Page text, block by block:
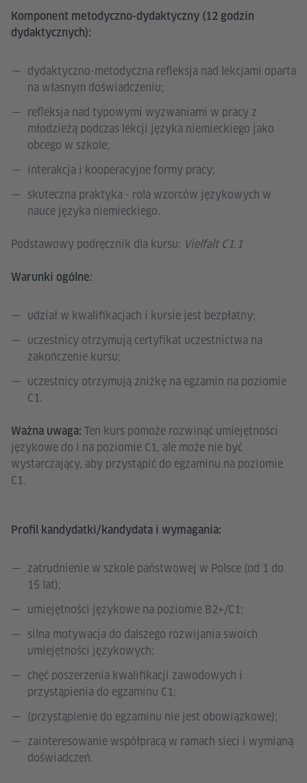
Komponent metodyczno-dydaktyczny (12 godzin
dydaktycznych):
dydaktyczno-metodyczna refleksja nad lekcjami oparta
na własnym doświadczeniu;
refleksja nad typowymi wyzwaniami w pracy z
młodzieżą podczas lekcji języka niemieckiego jako
obcego w szkole;
interakcja i kooperacyjne formy pracy;
skuteczna praktyka - rola wzorców językowych w
nauce języka niemieckiego.
Podstawowy podręcznik dla kursu: Vielfalt C1.1
Warunki ogólne:
udział w kwalifikacjach i kursie jest bezpłatny;
uczestnicy otrzymują certyfikat uczestnictwa na
zakończenie kursu;
uczestnicy otrzymują zniżkę na egzamin na poziomie
C1.
Ważna uwaga: Ten kurs pomoże rozwinąć umiejętności
językowe do i na poziomie C1, ale może nie być
wystarczający, aby przystąpić do egzaminu na poziomie
C1.
Profil kandydatki/kandydata i wymagania:
zatrudnienie w szkole państwowej w Polsce (od 1 do
15 lat);
umiejętności językowe na poziomie B2+/C1;
silna motywacja do dalszego rozwijania swoich
umiejętności językowych;
chęć poszerzenia kwalifikacji zawodowych i
przystąpienia do egzaminu C1;
(przystąpienie do egzaminu nie jest obowiązkowe);
zainteresowanie współpracą w ramach sieci i wymianą
doświadczeń.